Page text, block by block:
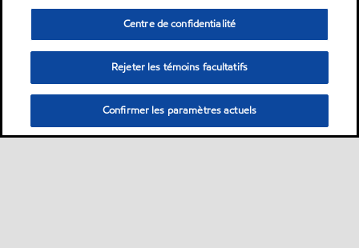
Centre de confidentialité
Rejeter les témoins facultatifs
Confirmer les paramètres actuels